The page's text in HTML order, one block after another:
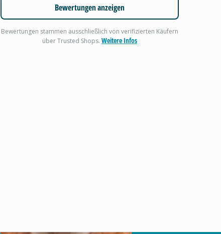
Bewertungen anzeigen
Bewertungen stammen ausschließlich von verifizierten Käufern
über Trusted Shops.Weitere Infos